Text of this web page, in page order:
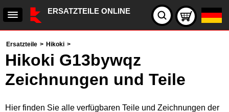
ERSATZTEILE ONLINE
Ersatzteile > Hikoki >
Hikoki G13bywqz
Zeichnungen und Teile
Hier finden Sie alle verfügbaren Teile und Zeichnungen der